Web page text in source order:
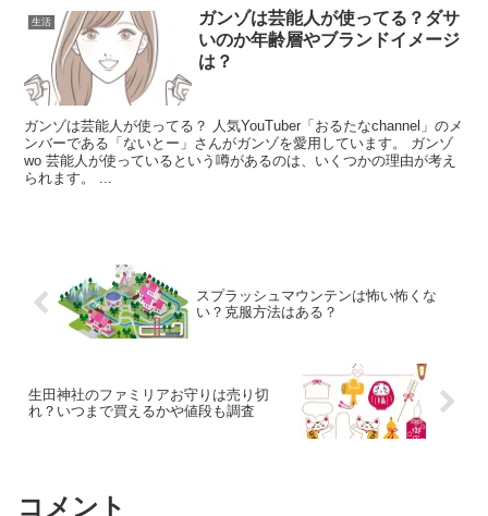
生活
ガンゾは芸能人が使ってる？ダサ
いのか年齢層やブランドイメージ
は？
ガンゾは芸能人が使ってる？ 人気YouTuber「おるたなchannel」のメ
ンバーである「ないとー」さんがガンゾを愛用しています。 ガンゾ
wo 芸能人が使っているという噂があるのは、いくつかの理由が考え
られます。 ...
スプラッシュマウンテンは怖い怖くな
い？克服方法はある？
生田神社のファミリアお守りは売り切
れ？いつまで買えるかや値段も調査
コメント